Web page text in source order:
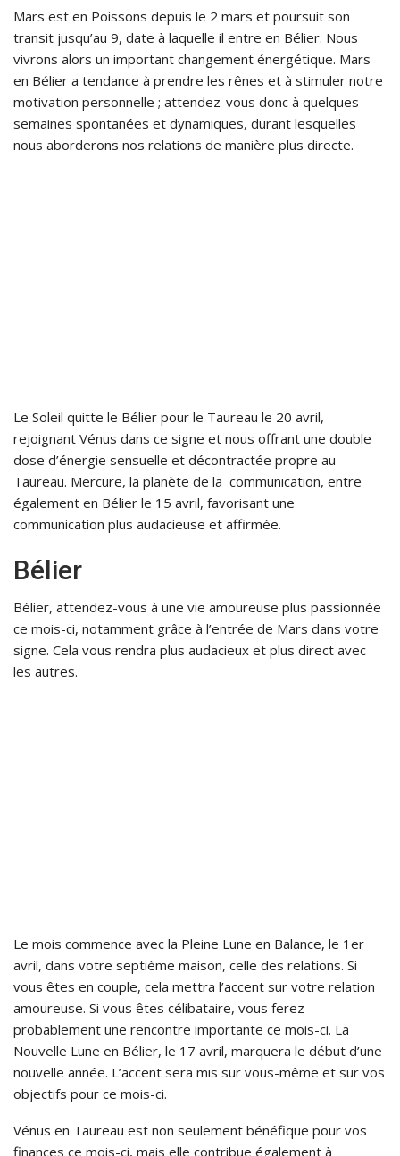
Mars est en Poissons depuis le 2 mars et poursuit son
transit jusqu’au 9, date à laquelle il entre en Bélier. Nous
vivrons alors un important changement énergétique. Mars
en Bélier a tendance à prendre les rênes et à stimuler notre
motivation personnelle ; attendez-vous donc à quelques
semaines spontanées et dynamiques, durant lesquelles
nous aborderons nos relations de manière plus directe.
Le Soleil quitte le Bélier pour le Taureau le 20 avril,
rejoignant Vénus dans ce signe et nous offrant une double
dose d’énergie sensuelle et décontractée propre au
Taureau. Mercure, la planète de la communication, entre
également en Bélier le 15 avril, favorisant une
communication plus audacieuse et affirmée.
Bélier
Bélier, attendez-vous à une vie amoureuse plus passionnée
ce mois-ci, notamment grâce à l’entrée de Mars dans votre
signe. Cela vous rendra plus audacieux et plus direct avec
les autres.
Le mois commence avec la Pleine Lune en Balance, le 1er
avril, dans votre septième maison, celle des relations. Si
vous êtes en couple, cela mettra l’accent sur votre relation
amoureuse. Si vous êtes célibataire, vous ferez
probablement une rencontre importante ce mois-ci. La
Nouvelle Lune en Bélier, le 17 avril, marquera le début d’une
nouvelle année. L’accent sera mis sur vous-même et sur vos
objectifs pour ce mois-ci.
Vénus en Taureau est non seulement bénéfique pour vos
finances ce mois-ci, mais elle contribue également à